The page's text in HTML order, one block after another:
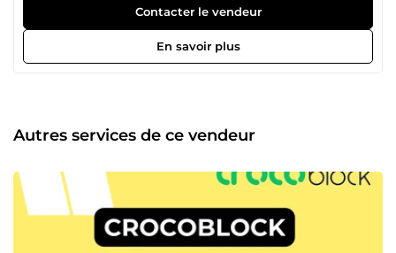
d’agence web : daft-web.fr. Aucun échange ne sera
effectué sur la plateforme ComeUp. 💡 Qui suis-je ?
Intégrateur, développeur Front-End, digital nomad et
passionné par le web &amp; le voyage, je vous
RCA, RCA-MEG, ACD Group, Nuoo, Ramsay, Serapione,
Evoluance, Quanteos, Cabinet Philippon, Actiwork,
Les Globules... 🛎 En quoi puis-je vous aider ? → Marketing
et développement Web : Intégration d'articles ou de
produits via votre CMS Intégration responsive avec
Elementor Création de sites Wordpress sur mesure :
vitrine, e-commerce &amp; blog Création de Google My
Contacter le vendeur
En savoir plus
Autres services de ce vendeur